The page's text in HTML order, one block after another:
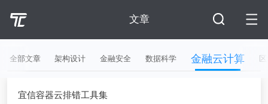
文章
全部文章 架构设计 金融安全 数据科学 金融云计算
宜信容器云排错工具集